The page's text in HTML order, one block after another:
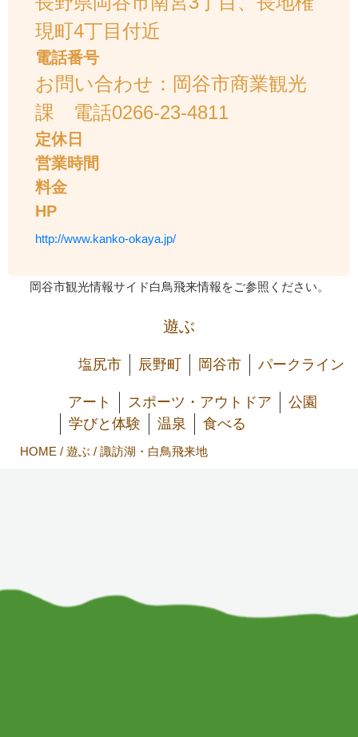
現町4丁目付近
電話番号
お問い合わせ：岡谷市商業観光
課 電話0266-23-4811
定休日
営業時間
料金
HP
http://www.kanko-okaya.jp/
岡谷市観光情報サイド白鳥飛来情報をご参照ください。
遊ぶ
塩尻市 辰野町 岡谷市 パークライン
アート スポーツ・アウトドア
公園
学びと体験
温泉 食べる
HOME / 遊ぶ / 諏訪湖・白鳥飛来地